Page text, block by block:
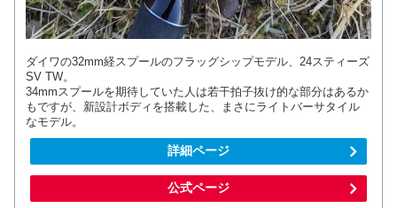
ダイワの32mm経スプールのフラッグシップモデル、24スティーズ
SV TW。
34mmスプールを期待していた人は若干拍子抜け的な部分はあるか
もですが、新設計ボディを搭載した、まさにライトバーサタイル
なモデル。
詳細ページ
公式ページ